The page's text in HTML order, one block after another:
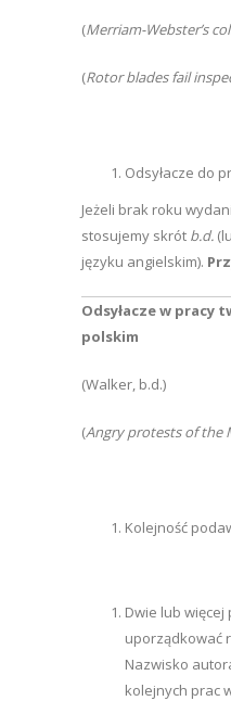
(Merriam-Webster’s
(Rotor blades fail
Odsyłacze do
Jeżeli brak roku
stosujemy skrót b.d.
języku angielskim).
Odsyłacze w pracy
polskim
(Walker, b.d.)
(Angry protests of the
Kolejność
Dwie lub
uporządkować
Nazwisko
kolejnych prac